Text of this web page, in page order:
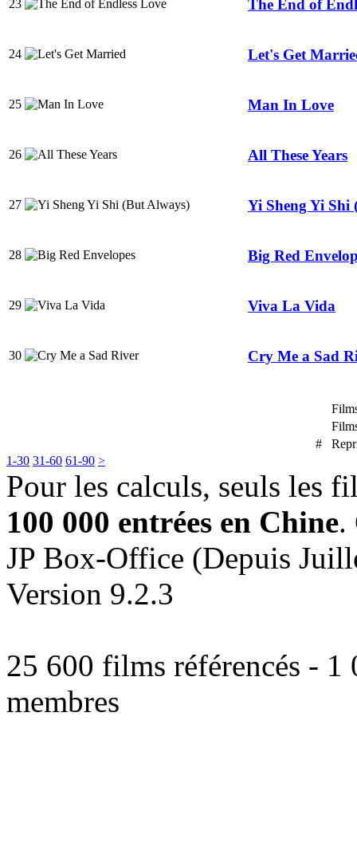
23 The End of
24 Let's Get
25 Man In Love
26 All These Years
27 Yi Sheng Yi Shi
28 Big Red
29 Viva La Vida
30 Cry Me a Sad
#
1-30 31-60 61-90 >
Pour les calculs, seuls les
100 000 entrées en Chine.
JP Box-Office (Depuis
Version 9.2.3
25 600 films référencés -
membres